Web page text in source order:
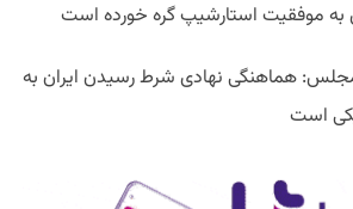
موفقیت استارشیپ گره خورده است
هماهنگی نهادی شرط رسیدن ایران به